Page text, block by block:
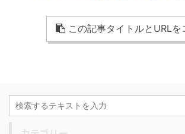
この記事タイトルとURLを